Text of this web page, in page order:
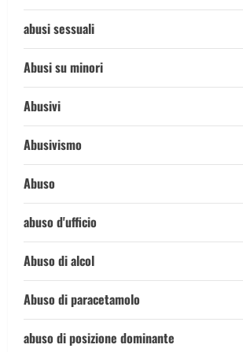
abusi sessuali
Abusi su minori
Abusivi
Abusivismo
Abuso
abuso d'ufficio
Abuso di alcol
Abuso di paracetamolo
abuso di posizione dominante